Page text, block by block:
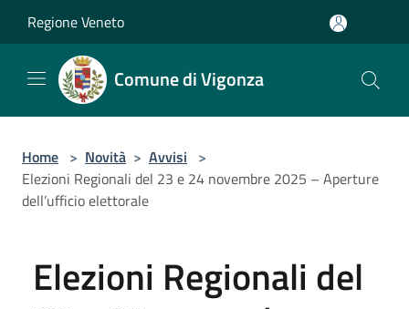
Regione Veneto
Comune di Vigonza
Home > Novità > Avvisi >
Elezioni Regionali del 23 e 24 novembre 2025 – Aperture
dell’ufficio elettorale
Elezioni Regionali del